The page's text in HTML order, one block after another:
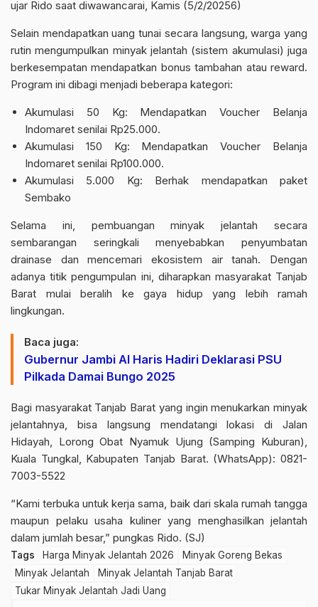
ujar Rido saat diwawancarai, Kamis (5/2/20256)
Selain mendapatkan uang tunai secara langsung, warga yang
rutin mengumpulkan minyak jelantah (sistem akumulasi) juga
berkesempatan mendapatkan bonus tambahan atau reward.
Program ini dibagi menjadi beberapa kategori:
Akumulasi 50 Kg: Mendapatkan Voucher Belanja
Indomaret senilai Rp25.000.
Akumulasi 150 Kg: Mendapatkan Voucher Belanja
Indomaret senilai Rp100.000.
Akumulasi 5.000 Kg: Berhak mendapatkan paket
Sembako
Selama ini, pembuangan minyak jelantah secara
sembarangan seringkali menyebabkan penyumbatan
drainase dan mencemari ekosistem air tanah. Dengan
adanya titik pengumpulan ini, diharapkan masyarakat Tanjab
Barat mulai beralih ke gaya hidup yang lebih ramah
lingkungan.
Baca juga:
Gubernur Jambi Al Haris Hadiri Deklarasi PSU
Pilkada Damai Bungo 2025
Bagi masyarakat Tanjab Barat yang ingin menukarkan minyak
jelantahnya, bisa langsung mendatangi lokasi di Jalan
Hidayah, Lorong Obat Nyamuk Ujung (Samping Kuburan),
Kuala Tungkal, Kabupaten Tanjab Barat. (WhatsApp): 0821-
7003-5522
“Kami terbuka untuk kerja sama, baik dari skala rumah tangga
maupun pelaku usaha kuliner yang menghasilkan jelantah
dalam jumlah besar,” pungkas Rido. (SJ)
Tags Harga Minyak Jelantah 2026
Minyak Goreng Bekas
Minyak Jelantah
Minyak Jelantah Tanjab Barat
Tukar Minyak Jelantah Jadi Uang